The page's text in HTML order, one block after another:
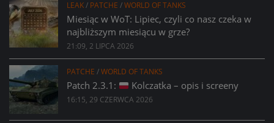
LEAK/ PATCHE /WORLD OF TANKS
Miesiąc w WoT: Lipiec, czyli co nasz czeka w
najbliższym miesiącu w grze?
21:09, 2 LIPCA 2026
PATCHE /WORLD OF TANKS
Patch 2.3.1: Kolczatka – opis i screeny
16:15, 29 CZERWCA 2026